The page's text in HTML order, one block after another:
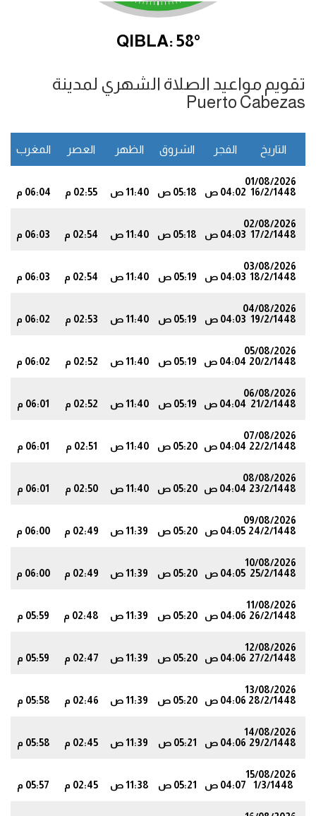
QIBLA: 58°
تقويم مواعيد الصلاة الشهري لمدينة
Puerto Cabezas
التاريخ الفجر الشروق الظهر العصر المغرب
01/08/2026
16/2/1448 04:02 ص 05:18 ص 11:40 ص 02:55 م 06:04 م
02/08/2026
17/2/1448 04:03 ص 05:18 ص 11:40 ص 02:54 م 06:03 م
03/08/2026
18/2/1448 04:03 ص 05:19 ص 11:40 ص 02:54 م 06:03 م
04/08/2026
19/2/1448 04:03 ص 05:19 ص 11:40 ص 02:53 م 06:02 م
05/08/2026
20/2/1448 04:04 ص 05:19 ص 11:40 ص 02:52 م 06:02 م
06/08/2026
21/2/1448 04:04 ص 05:19 ص 11:40 ص 02:52 م 06:01 م
07/08/2026
22/2/1448 04:04 ص 05:20 ص 11:40 ص 02:51 م 06:01 م
08/08/2026
23/2/1448 04:04 ص 05:20 ص 11:40 ص 02:50 م 06:01 م
09/08/2026
24/2/1448 04:05 ص 05:20 ص 11:39 ص 02:49 م 06:00 م
10/08/2026
25/2/1448 04:05 ص 05:20 ص 11:39 ص 02:49 م 06:00 م
11/08/2026
26/2/1448 04:06 ص 05:20 ص 11:39 ص 02:48 م 05:59 م
12/08/2026
27/2/1448 04:06 ص 05:20 ص 11:39 ص 02:47 م 05:59 م
13/08/2026
28/2/1448 04:06 ص 05:20 ص 11:39 ص 02:46 م 05:58 م
14/08/2026
29/2/1448 04:06 ص 05:21 ص 11:39 ص 02:45 م 05:58 م
15/08/2026
1/3/1448
04:07 ص 05:21 ص 11:38 ص 02:45 م 05:57 م